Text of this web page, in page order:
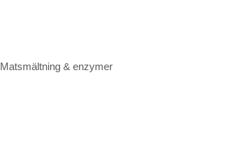
Matsmältning & enzymer